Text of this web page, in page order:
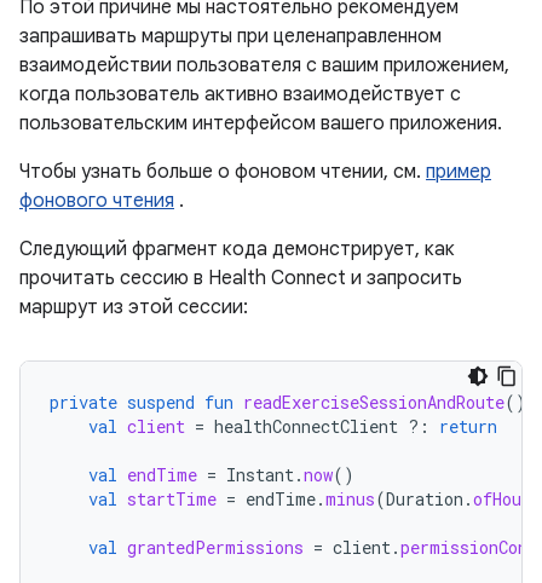
По этой причине мы настоятельно рекомендуем
запрашивать маршруты при целенаправленном
взаимодействии пользователя с вашим приложением,
когда пользователь активно взаимодействует с
пользовательским интерфейсом вашего приложения.
Чтобы узнать больше о фоновом чтении, см. пример
фонового чтения .
Следующий фрагмент кода демонстрирует, как
прочитать сессию в Health Connect и запросить
маршрут из этой сессии:
private suspend fun readExerciseSessionAndRoute()
val client = healthConnectClient ?: return
val endTime = Instant.now()
val startTime = endTime.minus(Duration .ofHours
val grantedPermissions = client.